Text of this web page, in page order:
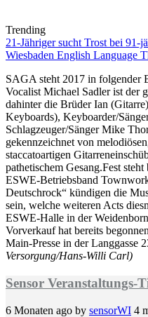
Trending
21-Jähriger sucht Trost bei 91-
Wiesbaden English Language
SAGA steht 2017 in folgender
Vocalist Michael Sadler ist der
dahinter die Brüder Ian
Keyboards), Keyboarder/
Schlagzeuger/Sänger Mike
gekennzeichnet von
staccatoartigen
pathetischem Gesang.Fest
ESWE-Betriebsband
Deutschrock“ kündigen die
sein, welche weiteren Acts
ESWE-Halle in der
Vorverkauf hat bereits
Main-Presse in der Langgasse
Versorgung/Hans-Willi Carl)
Sensor Veranstaltungs-
6 Monaten ago by sensorWI 4